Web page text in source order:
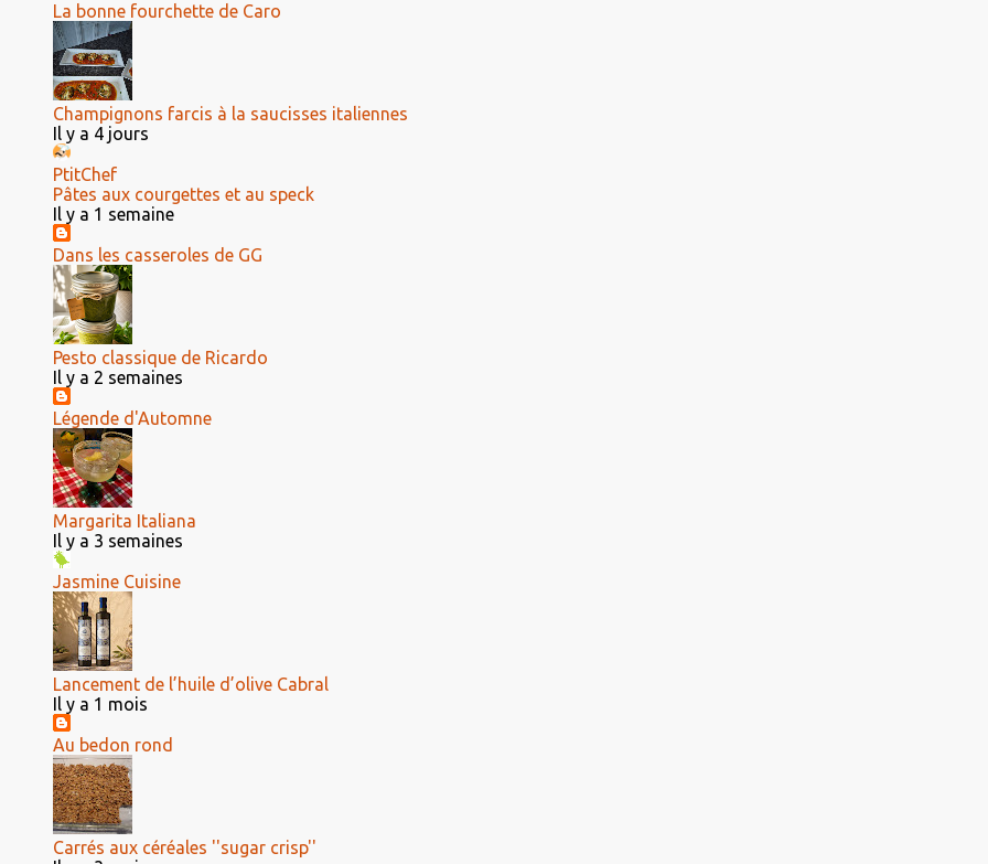
La bonne fourchette de Caro
Champignons farcis à la saucisses italiennes
Il y a 4 jours
PtitChef
Pâtes aux courgettes et au speck
Il y a 1 semaine
Dans les casseroles de GG
Pesto classique de Ricardo
Il y a 2 semaines
Légende d'Automne
Margarita Italiana
Il y a 3 semaines
Jasmine Cuisine
Lancement de l’huile d’olive Cabral
Il y a 1 mois
Au bedon rond
Carrés aux céréales ''sugar crisp''